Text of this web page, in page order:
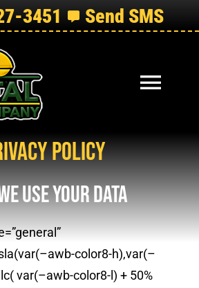
3451 Send SMS
Toggle
Policy
Use Your Data
color8-h),var(–
var(–awb-color8-l) + 50%